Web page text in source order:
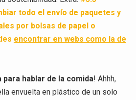
todo el envío de paquetes y
por bolsas de papel o
encontrar en webs como la de
para hablar de la comida! Ahhh,
envuelta en plástico de un solo